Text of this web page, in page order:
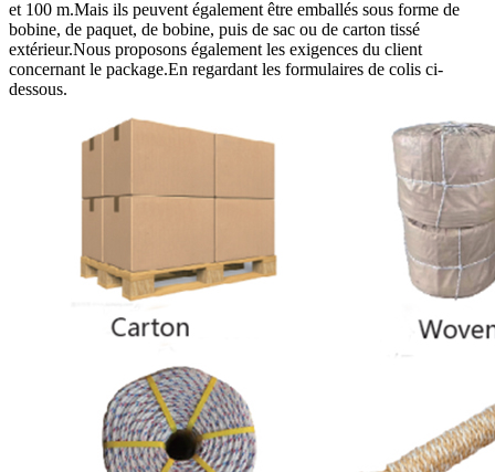
et 100 m.Mais ils peuvent également être emballés sous forme de
bobine, de paquet, de bobine, puis de sac ou de carton tissé
extérieur.Nous proposons également les exigences du client
concernant le package.En regardant les formulaires de colis ci-
dessous.